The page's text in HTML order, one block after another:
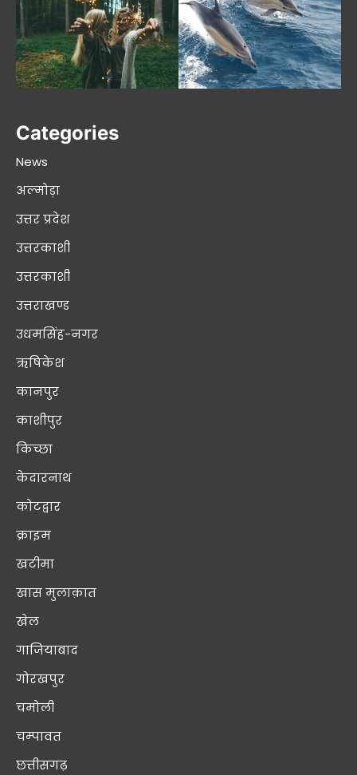
Categories
News
अल्मोड़ा
उत्तर प्रदेश
उत्तरकाशी
उत्तरकाशी
उत्तराखण्ड
उधमसिंह-नगर
ऋषिकेश
कानपुर
काशीपुर
किच्छा
केदारनाथ
कोटद्वार
क्राइम
खटीमा
खास मुलाक़ात
खेल
गाजियाबाद
गोरखपुर
चमोली
चम्पावत
छत्तीसगढ़